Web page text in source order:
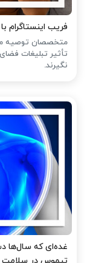
فریب اینستاگرام
متخصصان توصیه
تأثیر تبلیغات
نگیرند.
غده‌ای که
تیموس در سلامت